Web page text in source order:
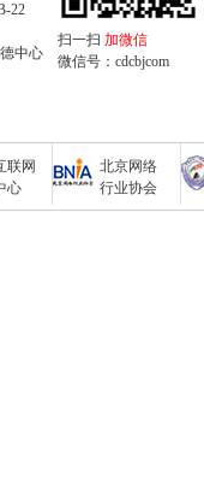
22
中心
扫一扫 加微信
微信号：cdcbjcom
联网
心
北京网络
行业协会